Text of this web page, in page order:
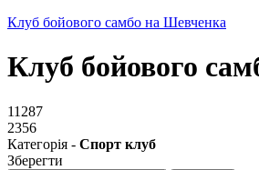
Клуб бойового самбо на Шевченка
Клуб бойового
11287
2356
Категорія - Спорт клуб
Зберегти